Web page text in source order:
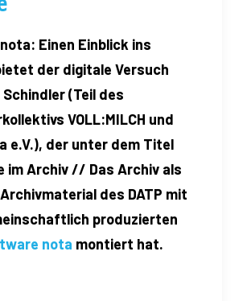
nota: Einen Einblick ins
der digitale Versuch
Schindler (Teil des
VOLL:MILCH und
e.V.), der unter dem Titel
im Archiv // Das Archiv als
des DATP mit
produzierten
nota montiert hat.